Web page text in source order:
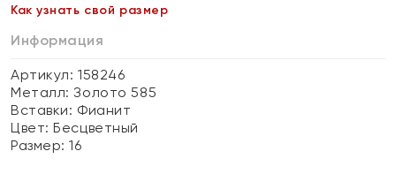
Как узнать свой размер
Информация
Артикул: 158246
Металл:Золото 585
Вставки: Фианит
Цвет:Бесцветный
Размер:16